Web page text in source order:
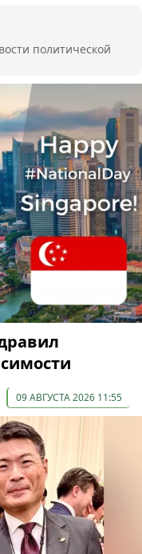
политической
09 АВГУСТА 2026 11:55